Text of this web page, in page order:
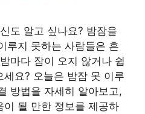
도 알고 싶나요? 밤잠을
루지 못하는 사람들은 흔
마다 잠이 오지 않거나 쉽
요? 오늘은 밤잠 못 이루
방법을 자세히 알아보고,
이 될 만한 정보를 제공하